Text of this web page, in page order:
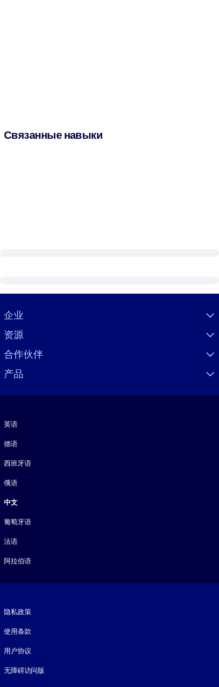
Связанные навыки
Visually hidden Text
企业
资源
合作伙伴
产品
英语
德语
西班牙语
俄语
中文
葡萄牙语
法语
阿拉伯语
隐私政策
使用条款
用户协议
无障碍访问版